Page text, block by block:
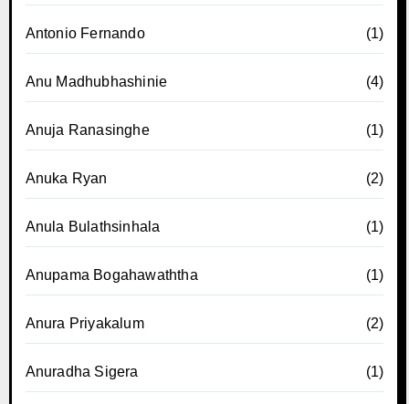
Antonio Fernando (1)
Anu Madhubhashinie (4)
Anuja Ranasinghe (1)
Anuka Ryan (2)
Anula Bulathsinhala (1)
Anupama Bogahawaththa (1)
Anura Priyakalum (2)
Anuradha Sigera (1)